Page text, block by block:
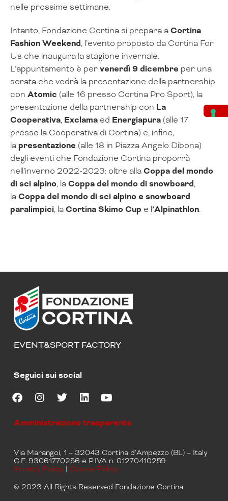
nelle prossime settimane.
Intanto, Fondazione Cortina si prepara aCortina
Fashion Weekend, l’evento proposto da Cortina For
Us che inaugura la stagione invernale.
L’appuntamento è pervenerdì 9 dicembre per una
serata che vedrà la presentazione della partnership
con Atomic (alle 16 presso Cortina Pro Sport), la
presentazione della partnership con La
Cooperativa, Exclama ed Energiapura (alle 17
presso la Cooperativa di Cortina) e, infine,
lapresentazione (alle 18 in Piazza Angelo Dibona)
degli eventi che Fondazione Cortina proporrà
nell’inverno 2022-2023: oltre allaCoppa del mondo
di sci alpino, laCoppa del mondo di snowboard,
laCoppa del mondo di sci alpino e snowboard
paralimpici, laCortina Skimo Cup e l’Alpinathlon.
EVENT&SPORT FACTORY
Seguici sui social
F
c
o
o
I
s
g
r
m
i
e
r
L
n
d
i
u
b
e
Amministrazione trasparente
Via Marangoi, 1 – 32043 Cortina d’Ampezzo (BL) – Italy
C.F. 93061770256 e P.IVA n. 01270410259
Privacy Policy | Cookie Policy
© 2023 All Rights Reserved Fondazione Cortina